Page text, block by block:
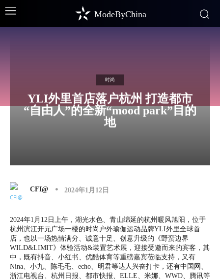
ModeByChina
时尚
YLI外里首店落户杭州 打造都市
“自由人”的全新“mood park”目的
地
CFI@ 2024年1月12日
2024年1月12日上午，湖光水色、青山绵延的杭州暖风旭阳，位于
杭州滨江开元广场一楼的时尚户外瑜伽运动品牌YLI外里全球首
店，也以一场热情满分、诚意十足、创意升级的《野蛮边界
WILD&LIMIT》体验活动&装置艺术展，迎接受邀而来的宾客，其
中，既有抖音、小红书、优酷体育等重磅嘉宾莅临支持，又有
Nina、小九、陈毛毛、echo、明君等达人兴奋打卡，还有中国网、
浙江电视台、杭州日报、都市快报、ELLE、米娜、WWD、腾讯等